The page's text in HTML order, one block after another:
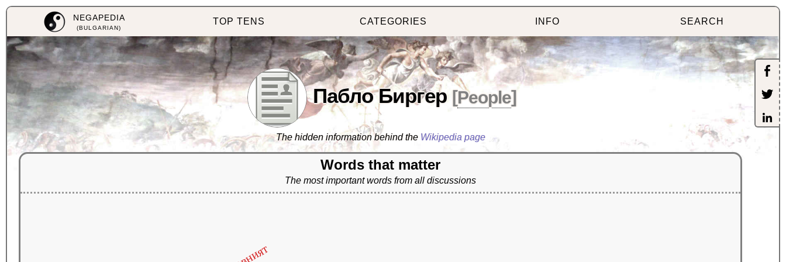
NEGAPEDIA
(BULGARIAN)
TOP TENS CATEGORIES INFO SEARCH
Пабло Биргер [People]
The hidden information behind the Wikipedia page
Words that matter
The most important words from all discussions